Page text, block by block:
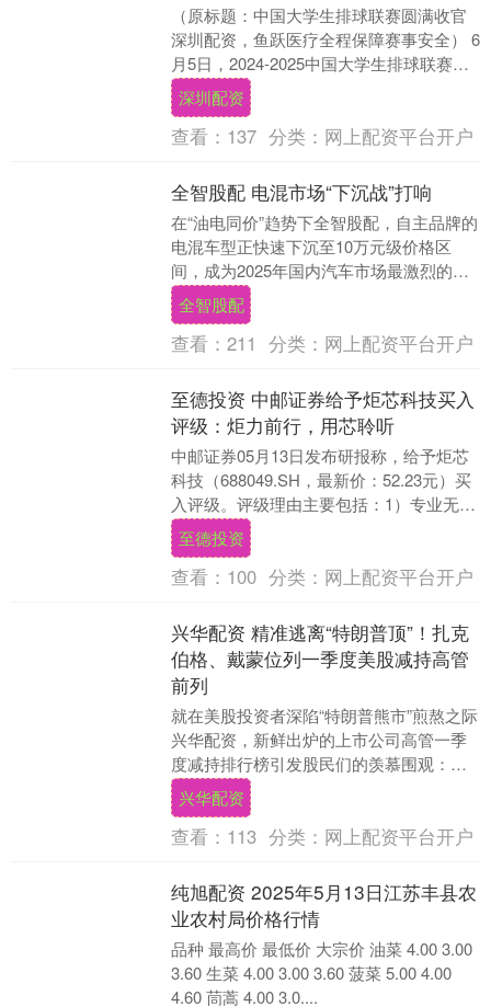
（原标题：中国大学生排球联赛圆满收官
深圳配资，鱼跃医疗全程保障赛事安全） 6
月5日，2024-2025中国大学生排球联赛
（高水平组）总决赛在厦门收官，中山大
学男....
深圳配资
查看： 137 分类： 网上配资平台开户
全智股配 电混市场“下沉战”打响
在“油电同价”趋势下全智股配，自主品牌的
电混车型正快速下沉至10万元级价格区
间，成为2025年国内汽车市场最激烈的战
场之一。 近期，一汽奔腾悦意07以电混
SUV....
全智股配
查看： 211 分类： 网上配资平台开户
至德投资 中邮证券给予炬芯科技买入
评级：炬力前行，用芯聆听
中邮证券05月13日发布研报称，给予炬芯
科技（688049.SH，最新价：52.23元）买
入评级。评级理由主要包括：1）专业无线
音频IC，瞄准全球高端消费音频和....
至德投资
查看： 100 分类： 网上配资平台开户
兴华配资 精准逃离“特朗普顶”！扎克
伯格、戴蒙位列一季度美股减持高管
前列
就在美股投资者深陷“特朗普熊市”煎熬之际
兴华配资，新鲜出炉的上市公司高管一季
度减持排行榜引发股民们的羡慕围观：假
设他们的动作再晚一、两个月，能够套现
的资金将面临....
兴华配资
查看： 113 分类： 网上配资平台开户
纯旭配资 2025年5月13日江苏丰县农
业农村局价格行情
品种 最高价 最低价 大宗价 油菜 4.00 3.00
3.60 生菜 4.00 3.00 3.60 菠菜 5.00 4.00
4.60 茼蒿 4.00 3.0....